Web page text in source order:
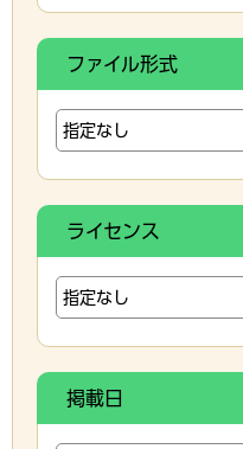
ファイル形式
ライセンス
掲載日